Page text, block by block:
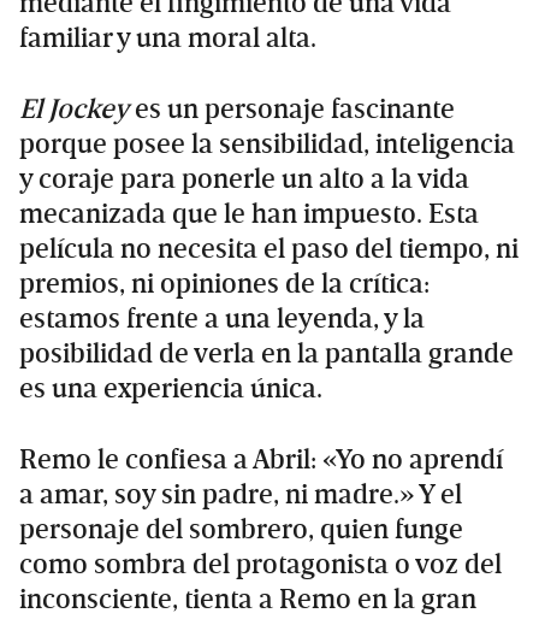
familiar y una moral alta.
El Jockeyes un personaje fascinante
porque posee la sensibilidad, inteligencia
y coraje para ponerle un alto a la vida
mecanizada que le han impuesto. Esta
película no necesita el paso del tiempo, ni
premios, ni opiniones de la crítica:
estamos frente a una leyenda, y la
posibilidad de verla en la pantalla grande
es una experiencia única.
Remo le confiesa a Abril: «Yo no aprendí
a amar, soy sin padre, ni madre.» Y el
personaje del sombrero, quien funge
como sombra del protagonista o voz del
inconsciente, tienta a Remo en la gran